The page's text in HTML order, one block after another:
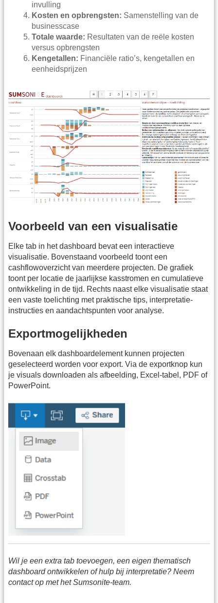
invulling
Kosten en opbrengsten: Samenstelling van de
businesscase
Totale waarde: Resultaten van de reële kosten
versus opbrengsten
Kengetallen: Financiële ratio’s, kengetallen en
eenheidsprijzen
Voorbeeld van een visualisatie
Elke tab in het dashboard bevat een interactieve
visualisatie. Bovenstaand voorbeeld toont een
cashflowoverzicht van meerdere projecten. De grafiek
toont per locatie de jaarlijkse kasstromen en cumulatieve
ontwikkeling in de tijd. Rechts naast elke visualisatie staat
een vaste toelichting met praktische tips, interpretatie-
instructies en aandachtspunten voor analyse.
Exportmogelijkheden
Bovenaan elk dashboardelement kunnen projecten
geselecteerd worden voor export. Via de exportknop kun
je visuals downloaden als afbeelding, Excel-tabel, PDF of
PowerPoint.
Wil je een extra tab toevoegen, een eigen thematisch
dashboard ontwikkelen of hulp bij interpretatie? Neem
contact op met het Sumsonite-team.